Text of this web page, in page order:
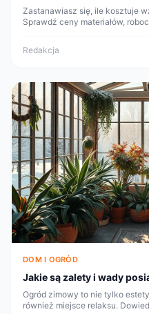
Zastanawiasz się, ile kosztuje
Sprawdź ceny materiałów,
Redakcja
DOM I OGRÓD
Jakie są zalety i wady
Ogród zimowy to nie tylko
również miejsce relaksu.